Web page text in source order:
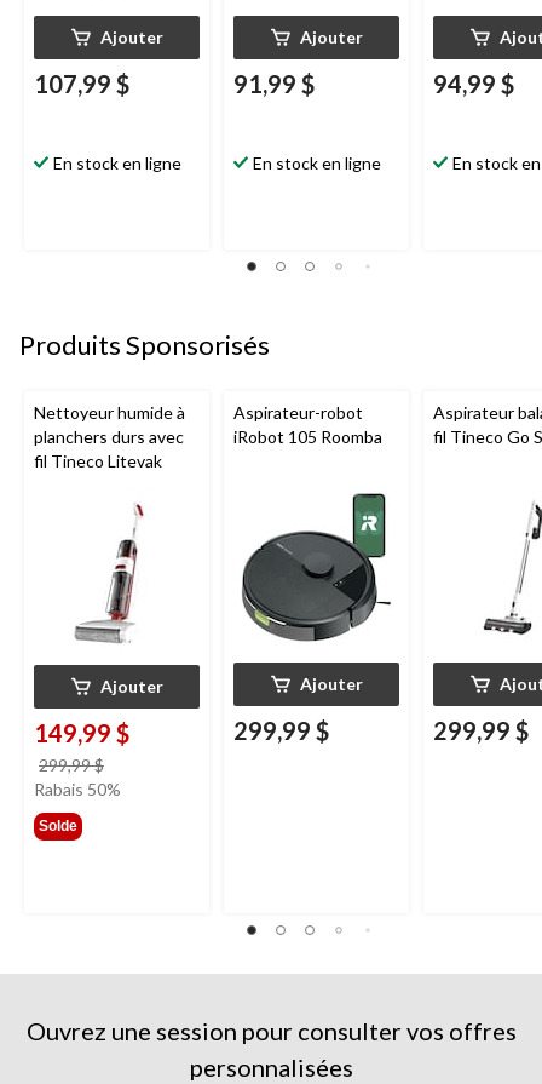
Ajouter
107,99 $
En stock en ligne
Ajouter
91,99 $
En stock en ligne
94,99 $
En stock
Produits Sponsorisés
Nettoyeur humide à
planchers durs avec
fil Tineco Litevak
Ajouter
149,99 $
299,99 $
était
Rabais 50%
Solde
Aspirateur-robot
iRobot 105 Roomba
Ajouter
299,99 $
Aspirateur
fil Tineco Go
299,99 $
Ouvrez une session pour consulter vos offres
personnalisées